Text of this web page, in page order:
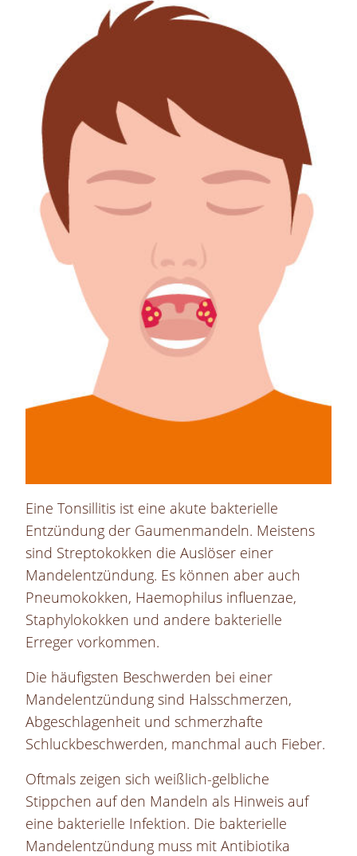
Eine Tonsillitis ist eine akute bakterielle
Entzündung der Gaumenmandeln. Meistens
sind Streptokokken die Auslöser einer
Mandelentzündung. Es können aber auch
Pneumokokken, Haemophilus influenzae,
Staphylokokken und andere bakterielle
Erreger vorkommen.
Die häufigsten Beschwerden bei einer
Mandelentzündung sind Halsschmerzen,
Abgeschlagenheit und schmerzhafte
Schluckbeschwerden, manchmal auch Fieber.
Oftmals zeigen sich weißlich-gelbliche
Stippchen auf den Mandeln als Hinweis auf
eine bakterielle Infektion. Die bakterielle
Mandelentzündung muss mit Antibiotika